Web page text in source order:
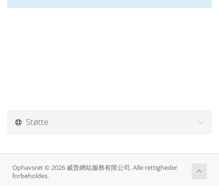
Støtte
Ophavsret © 2026 威普網站服務有限公司. Alle rettigheder
forbeholdes.